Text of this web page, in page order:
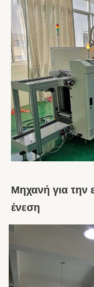
Μηχανή για την
ένεση